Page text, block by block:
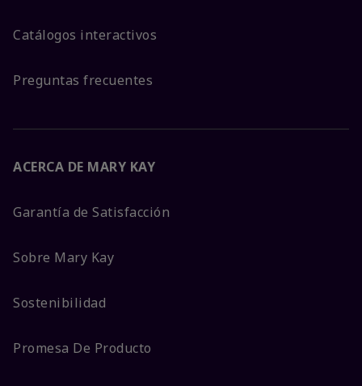
Catálogos interactivos
Preguntas frecuentes
ACERCA DE MARY KAY
Garantía de Satisfacción
Sobre Mary Kay
Sostenibilidad
Promesa De Producto